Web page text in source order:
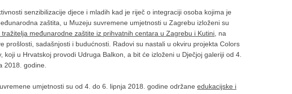
senzibilizacije djece i mladih kad je riječ o integraciji osoba kojima je
zaštita, u Muzeju suvremene umjetnosti u Zagrebu izloženi su
tražitelja međunarodne zaštite iz prihvatnih centara u Zagrebu i Kutini , na
prošlosti, sadašnjosti i budućnosti. Radovi su nastali u okviru projekta Colors
koji u Hrvatskoj provodi Udruga Balkon, a bit će izloženi u Dječjoj galeriji od 4.
2018. godine.
umjetnosti su od 4. do 6. lipnja 2018. godine održaneedukacijske i